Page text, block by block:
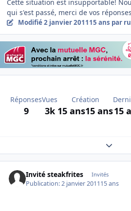
Cette situation est insupportable!
qui s'est passé, merci de vos
Modifié2 janvier 201115 ans par
Réponses
9
Vues
3k
Création
15 ans15 ans15
Expand
Invité steakfrites Invités
Publication:2 janvier 201115 ans